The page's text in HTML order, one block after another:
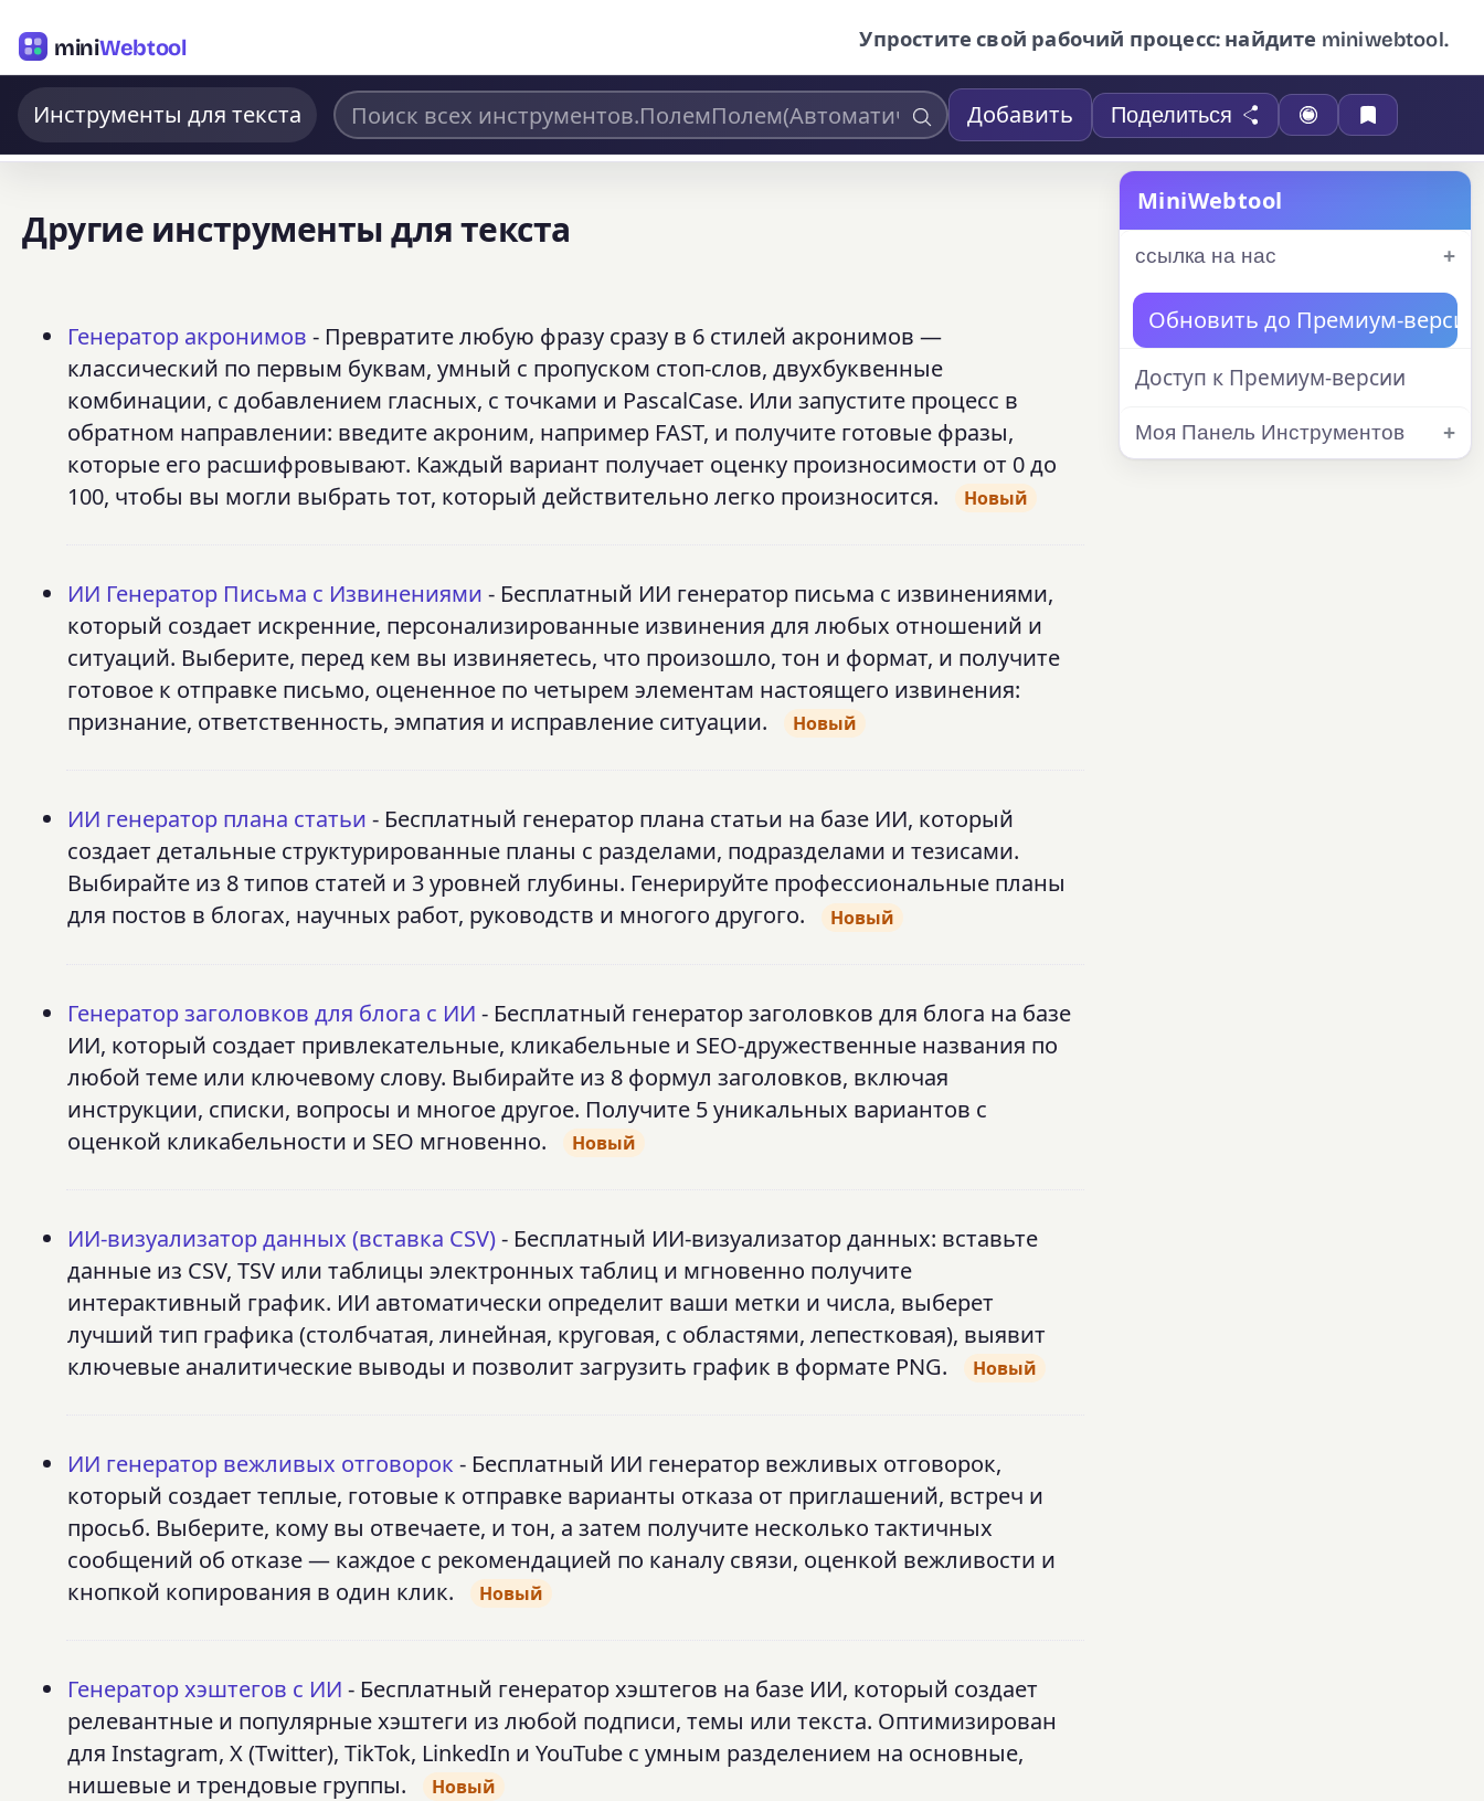
miniWebtool Упростите свой рабочий процесс: найдите miniwebtool.
Инструменты для текста Добавить Поделиться
Другие инструменты для текста
Генератор акронимов - Превратите любую фразу сразу в 6 стилей акронимов —
классический по первым буквам, умный с пропуском стоп-слов, двухбуквенные
комбинации, с добавлением гласных, с точками и PascalCase. Или запустите процесс в
обратном направлении: введите акроним, например FAST, и получите готовые фразы,
которые его расшифровывают. Каждый вариант получает оценку произносимости от 0 до
100, чтобы вы могли выбрать тот, который действительно легко произносится.
Новый
ИИ Генератор Письма с Извинениями - Бесплатный ИИ генератор письма с извинениями,
который создает искренние, персонализированные извинения для любых отношений и
ситуаций. Выберите, перед кем вы извиняетесь, что произошло, тон и формат, и получите
готовое к отправке письмо, оцененное по четырем элементам настоящего извинения:
признание, ответственность, эмпатия и исправление ситуации.
Новый
ИИ генератор плана статьи - Бесплатный генератор плана статьи на базе ИИ, который
создает детальные структурированные планы с разделами, подразделами и тезисами.
Выбирайте из 8 типов статей и 3 уровней глубины. Генерируйте профессиональные планы
для постов в блогах, научных работ, руководств и многого другого.
Новый
Генератор заголовков для блога с ИИ - Бесплатный генератор заголовков для блога на базе
ИИ, который создает привлекательные, кликабельные и SEO-дружественные названия по
любой теме или ключевому слову. Выбирайте из 8 формул заголовков, включая
инструкции, списки, вопросы и многое другое. Получите 5 уникальных вариантов с
оценкой кликабельности и SEO мгновенно.
Новый
ИИ-визуализатор данных (вставка CSV)- Бесплатный ИИ-визуализатор данных: вставьте
данные из CSV, TSV или таблицы электронных таблиц и мгновенно получите
интерактивный график. ИИ автоматически определит ваши метки и числа, выберет
лучший тип графика (столбчатая, линейная, круговая, с областями, лепестковая), выявит
ключевые аналитические выводы и позволит загрузить график в формате PNG.
Новый
ИИ генератор вежливых отговорок - Бесплатный ИИ генератор вежливых отговорок,
который создает теплые, готовые к отправке варианты отказа от приглашений, встреч и
просьб. Выберите, кому вы отвечаете, и тон, а затем получите несколько тактичных
сообщений об отказе — каждое с рекомендацией по каналу связи, оценкой вежливости и
кнопкой копирования в один клик.
Новый
Генератор хэштегов с ИИ - Бесплатный генератор хэштегов на базе ИИ, который создает
релевантные и популярные хэштеги из любой подписи, темы или текста. Оптимизирован
для Instagram, X (Twitter), TikTok, LinkedIn и YouTube с умным разделением на основные,
нишевые и трендовые группы.
Новый
MiniWebtool
ссылка на нас
Обновить до Премиум-версии
Доступ к Премиум-версии
Моя Панель Инструментов